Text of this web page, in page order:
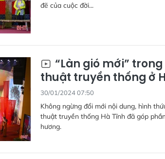
đẽ của cuộc đời...
“Làn gió mới”
thuật truyền thống ở
30/01/2024 07:50
Không ngừng đổi mới nội dung, hình
thuật truyền thống Hà Tĩnh đã góp
hương.